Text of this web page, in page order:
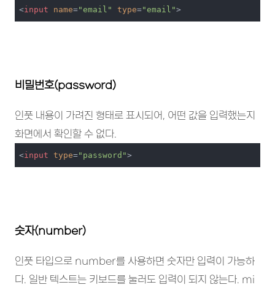
<input name="email" type="email">
비밀번호(password)
인풋 내용이 가려진 형태로 표시되어, 어떤 값을 입력했는지
화면에서 확인할 수 없다.
<input type="password">
숫자(number)
인풋 타입으로 number를 사용하면 숫자만 입력이 가능하
다. 일반 텍스트는 키보드를 눌러도 입력이 되지 않는다. mi